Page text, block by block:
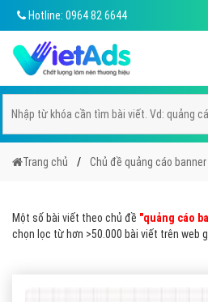
Hotline: 0964 82 6644
Trang chủ Chủ đề quảng cáo banner
Một số bài viết theo chủ đề "quảng cáo
chọn lọc từ hơn >50.000 bài viết trên web